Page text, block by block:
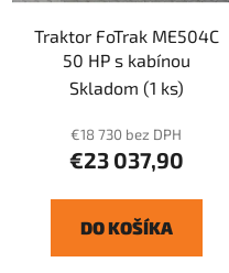
Traktor FoTrak ME504C
50 HP s kabínou
Skladom (1 ks)
€18 730 bez DPH
€23 037,90
DO KOŠÍKA